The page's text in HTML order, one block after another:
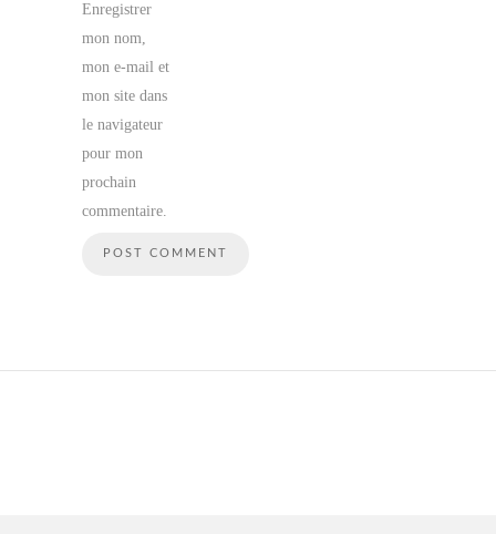
Enregistrer
mon nom,
mon e-mail et
mon site dans
le navigateur
pour mon
prochain
commentaire.